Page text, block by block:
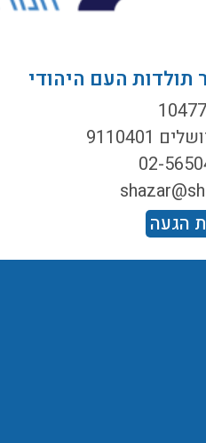
העם היהודי
הגעה